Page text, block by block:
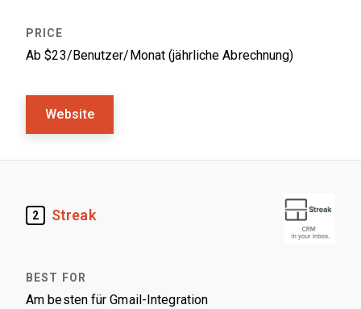
Ab $23/Benutzer/Monat (jährliche Abrechnung)
Website
2 Streak
Am besten für Gmail-Integration